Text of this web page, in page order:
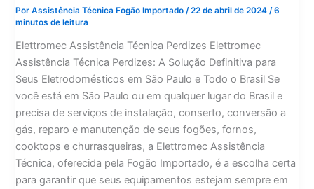
PorAssistência Técnica Fogão Importado /22 de abril de 2024 /6
minutos de leitura
Elettromec Assistência Técnica Perdizes Elettromec
Assistência Técnica Perdizes: A Solução Definitiva para
Seus Eletrodomésticos em São Paulo e Todo o Brasil Se
você está em São Paulo ou em qualquer lugar do Brasil e
precisa de serviços de instalação, conserto, conversão a
gás, reparo e manutenção de seus fogões, fornos,
cooktops e churrasqueiras, a Elettromec Assistência
Técnica, oferecida pela Fogão Importado, é a escolha certa
para garantir que seus equipamentos estejam sempre em